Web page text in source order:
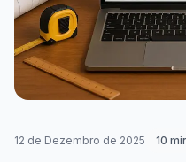
12 de Dezembro de 2025 10